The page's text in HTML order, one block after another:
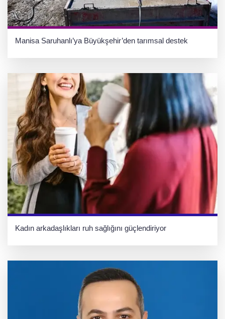
Manisa Saruhanlı’ya Büyükşehir’den tarımsal destek
Kadın arkadaşlıkları ruh sağlığını güçlendiriyor